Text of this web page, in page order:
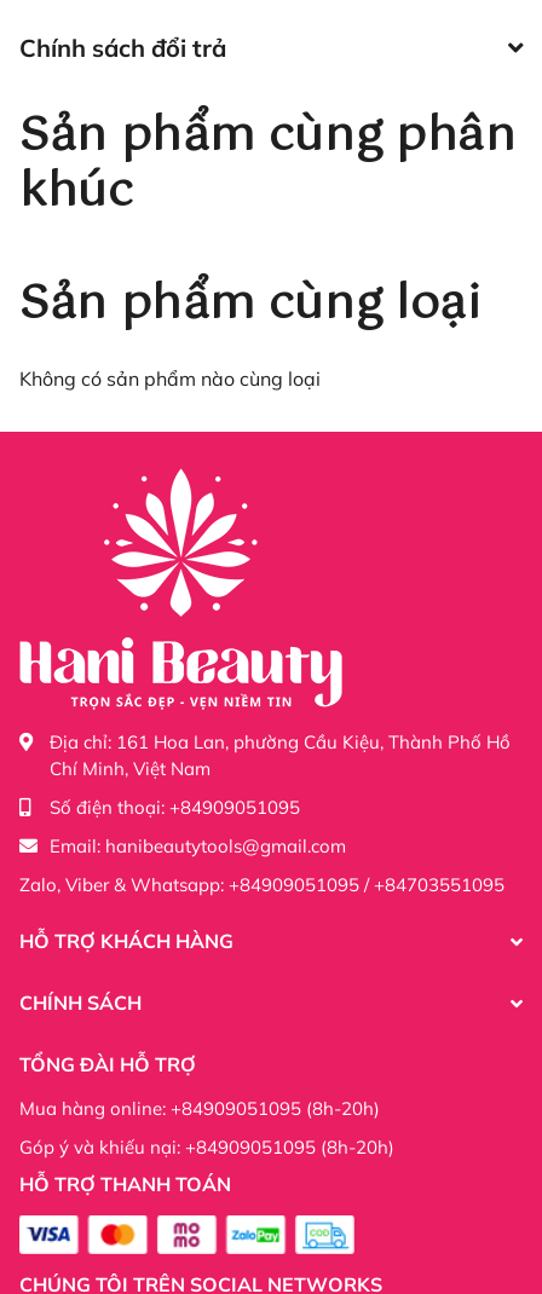
Chính sách đổi trả
Sản phẩm cùng phân
khúc
Sản phẩm cùng loại
Không có sản phẩm nào cùng loại
Địa chỉ: 161 Hoa Lan, phường Cầu Kiệu, Thành Phố Hồ
Chí Minh, Việt Nam
Số điện thoại: +84909051095
Email: hanibeautytools@gmail.com
Zalo, Viber & Whatsapp: +84909051095 / +84703551095
HỖ TRỢ KHÁCH HÀNG
CHÍNH SÁCH
TỔNG ĐÀI HỖ TRỢ
Mua hàng online: +84909051095 (8h-20h)
Góp ý và khiếu nại: +84909051095 (8h-20h)
HỖ TRỢ THANH TOÁN
CHÚNG TÔI TRÊN SOCIAL NETWORKS